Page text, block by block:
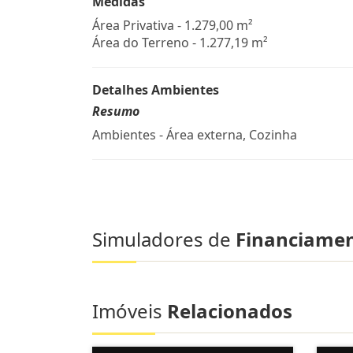
Área Privativa - 1.279,00 m²
Área do Terreno - 1.277,19 m²
Detalhes Ambientes
Resumo
Ambientes - Área externa, Cozinha
Simuladores de
Imóveis Relacionados